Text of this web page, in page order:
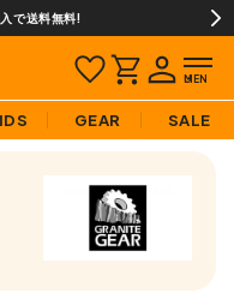
日発送(営業日に限ります)
GEAR SALE